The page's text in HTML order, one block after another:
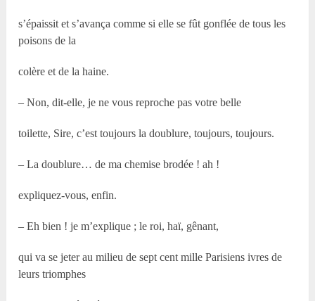
s’épaissit et s’avança comme si elle se fût gonflée de tous les
poisons de la
colère et de la haine.
– Non, dit-elle, je ne vous reproche pas votre belle
toilette, Sire, c’est toujours la doublure, toujours, toujours.
– La doublure… de ma chemise brodée ! ah !
expliquez-vous, enfin.
– Eh bien ! je m’explique ; le roi, haï, gênant,
qui va se jeter au milieu de sept cent mille Parisiens ivres de
leurs triomphes